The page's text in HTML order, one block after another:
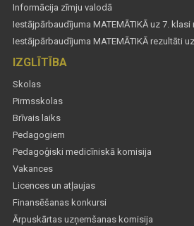
Informācija zīmju valodā
Iestājpārbaudījuma MATEMĀTIKĀ uz 7. klasi
Iestājpārbaudījuma MATEMĀTIKĀ rezultāti
IZGLĪTĪBA
Skolas
Pirmsskolas
Brīvais laiks
Pedagogiem
Pedagoģiski medicīniskā komisija
Vakances
Licences un atļaujas
Finansēšanas konkursi
Ārpuskārtas uzņemšanas komisija